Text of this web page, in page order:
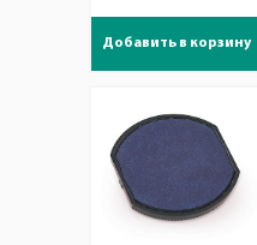
Добавить в корзину